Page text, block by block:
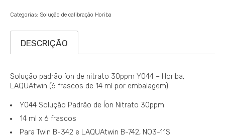
Categorias: Solução de calibração Horiba
DESCRIÇÃO
Solução padrão íon de nitrato 30ppm Y044 – Horiba,
LAQUAtwin (6 frascos de 14 ml por embalagem).
Y044 Solução Padrão de Íon Nitrato 30ppm
14 ml x 6 frascos
Para Twin B-342 e LAQUAtwin B-742, NO3-11S